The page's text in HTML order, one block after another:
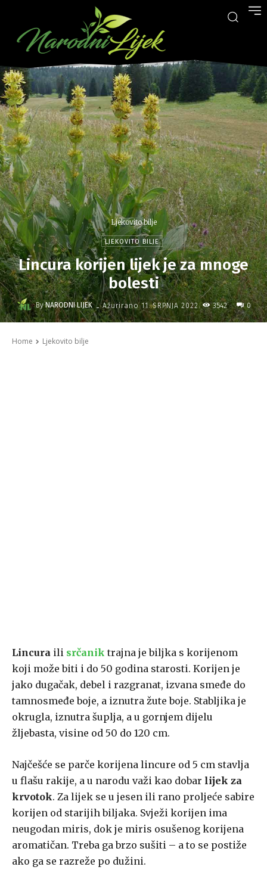
Ljekovito bilje
LJEKOVITO BILJE
Lincura korijen lijek je za mnoge
bolesti
By NARODNI LIJEK - Ažurirano 11. SRPNJA 2022. 3542 0
Home Ljekovito bilje
Lincura ili srčanik trajna je biljka s korijenom
koji može biti i do 50 godina starosti. Korijen je
jako dugačak, debel i razgranat, izvana smeđe do
tamnosmeđe boje, a iznutra žute boje. Stabljika je
okrugla, iznutra šuplja, a u gornjem dijelu
žljebasta, visine od 50 do 120 cm.
Najčešće se parče korijena lincure od 5 cm stavlja
u flašu rakije, a u narodu važi kao dobar lijek za
krvotok. Za lijek se u jesen ili rano proljeće sabire
korijen od starijih biljaka. Svježi korijen ima
neugodan miris, dok je miris osušenog korijena
aromatičan. Treba ga brzo sušiti – a to se postiže
ako ga se razreže po dužini.